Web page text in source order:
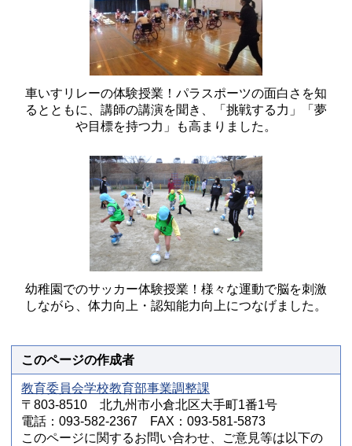
車いすリレーの体験授業！パラスポーツの面白さを知
るとともに、講師の講演を聞き、「挑戦する力」「夢
や目標を持つ力」も高まりました。
幼稚園でのサッカー体験授業！様々な運動で脳を刺激
しながら、体力向上・認知能力向上につなげました。
このページの作成者
教育委員会学校教育部事業調整課
〒803-8510 北九州市小倉北区大手町1番1号
電話：093-582-2367 FAX：093-581-5873
このページに関するお問い合わせ、ご意見等は以下の